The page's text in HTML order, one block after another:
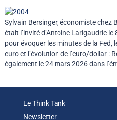
Sylvain Bersinger, économiste chez
était l’invité d’Antoine Larigaudrie
pour évoquer les minutes de la Fed,
euro et l’évolution de l’euro/dollar :
également le 24 mars 2026 dans
Le Think Tank
Newsletter